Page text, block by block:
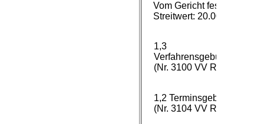
Vom Gericht festgesetzter
Streitwert: 20.00000 EUR
1,3
Verfahrensgebühr
(Nr. 3100 VV RVG)
1,2 Terminsgebühr
(Nr. 3104 VV RVG)